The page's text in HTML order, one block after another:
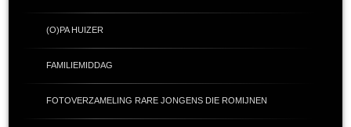
(O)PA HUIZER
FAMILIEMIDDAG
FOTOVERZAMELING RARE JONGENS DIE ROMIJNEN